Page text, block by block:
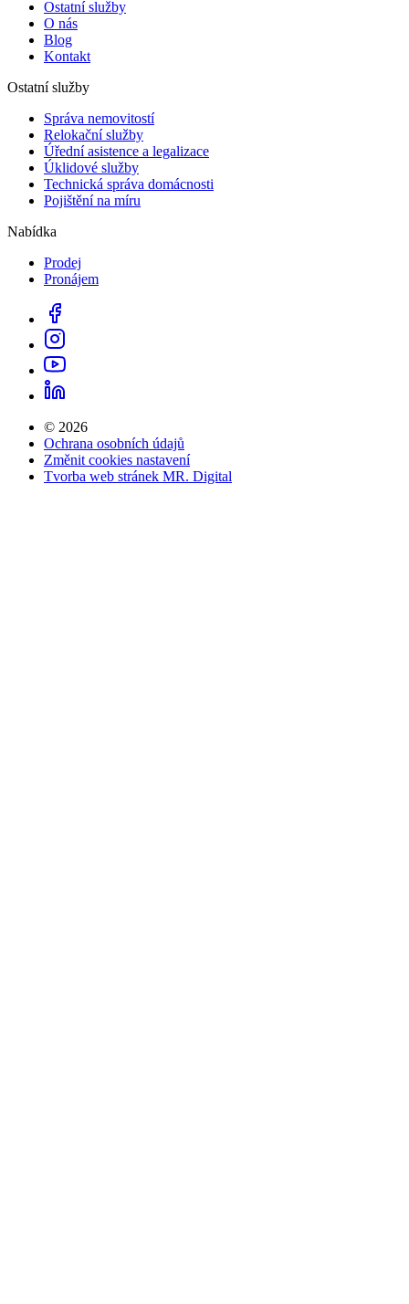
Ostatní služby
O nás
Blog
Kontakt
Ostatní služby
Správa nemovitostí
Relokační služby
Úřední asistence a legalizace
Úklidové služby
Technická správa domácnosti
Pojištění na míru
Nabídka
Prodej
Pronájem
© 2026
Ochrana osobních údajů
Změnit cookies nastavení
Tvorba web stránek MR. Digital